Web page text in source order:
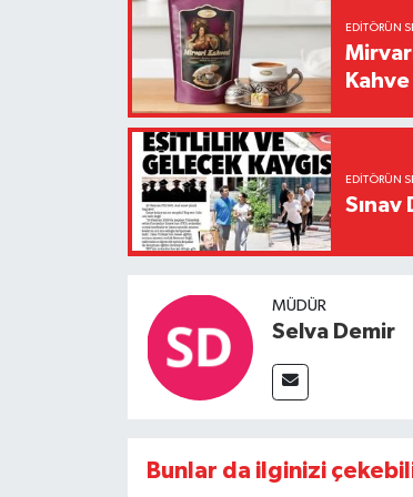
EDITÖRÜN
EDITÖRÜN
Sınav
MÜDÜR
Selva Demir
Bunlar da ilginizi